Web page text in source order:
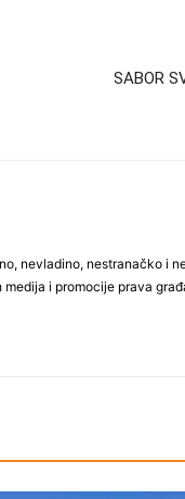
SABOR
nevladino, nestranačko i
i promocije prava